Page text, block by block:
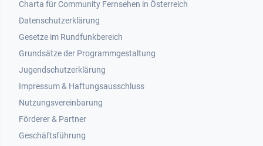
Charta für Community Fernsehen in Österreich
Datenschutzerklärung
Gesetze im Rundfunkbereich
Grundsätze der Programmgestaltung
Jugendschutzerklärung
Impressum & Haftungsausschluss
Nutzungsvereinbarung
Footer 2
Förderer & Partner
Geschäftsführung